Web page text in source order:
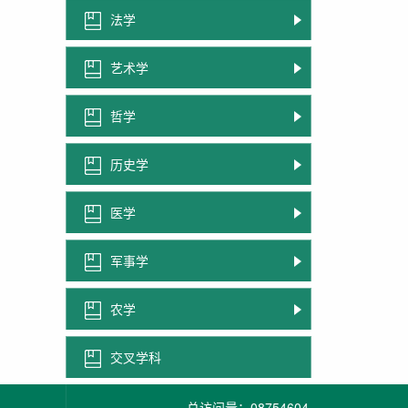
法学
艺术学
哲学
历史学
医学
军事学
农学
交叉学科